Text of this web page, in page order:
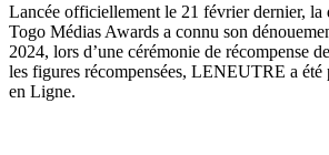
Lancée officiellement le 21 février dernier, la
Togo Médias Awards a connu son
2024, lors d’une cérémonie de récompense
les figures récompensées, LENEUTRE a
en Ligne.